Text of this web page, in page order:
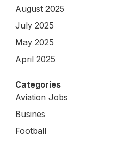
August 2025
July 2025
May 2025
April 2025
Categories
Aviation Jobs
Busines
Football